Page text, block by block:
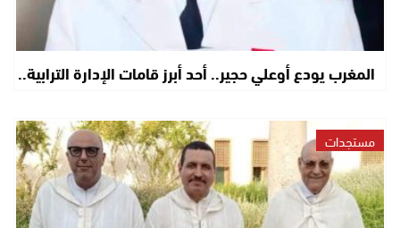
المغرب يودع أوعلي حجير.. أحد أبرز قامات الإدارة الترابية..
مستجدات